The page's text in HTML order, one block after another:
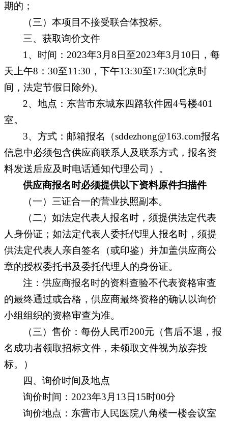
期的 ；
（三 ） 本项目不接受联合体投标。
三、 获取询价文件
1、时间：2023年3 月 8 日至2023年3月 10 日，每
天上午8：30至11:30，下午13:30至17:30(北京时
间，法定节假日除外)。
2、地点：东营市东城东四路软件园4号楼401
室。
3、方式： 邮箱报名 （sddezhong@163.com报名
信息中必须包含供应商联系人及联系方式，报名资
料发送后应及时电话通知代理公司） 。
供应商报名时必须提供以下资料原件扫描件
（一）三证合一的营业执照副本。
（二）如法定代表人报名时，须提供法定代表
人身份证；如法定代表人委托代理人报名时，须提
供法定代表人亲自签名（或印鉴）并加盖供应商公
章的授权委托书及委托代理人的身份证。
注：供应商报名时的资料查验不代表资格审查
的最终通过或合格，供应商最终资格的确认以询价
小组组织的资格审查为准。
（三 ）售价：每份人民币200元（售后不退，报
名成功者领取招标文件，未领取文件视为放弃投
标。）
四 、 询价时间及地点
询价时间： 2023年3月 1 3日 15时00分
询价地点： 东营市人民医院八角楼一楼会议室